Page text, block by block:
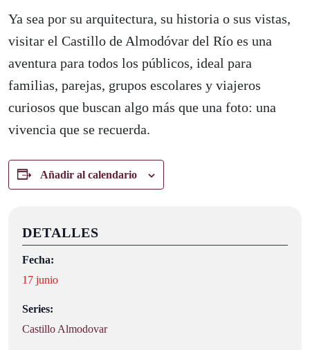
Ya sea por su arquitectura, su historia o sus vistas,
visitar el Castillo de Almodóvar del Río es una
aventura para todos los públicos, ideal para
familias, parejas, grupos escolares y viajeros
curiosos que buscan algo más que una foto: una
vivencia que se recuerda.
Añadir al calendario
DETALLES
Fecha:
17 junio
Series:
Castillo Almodovar